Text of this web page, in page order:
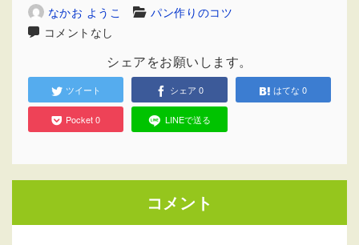
なかお ようこ
パン作りのコツ
コメントなし
シェアをお願いします。
ツイート シェア 0 はてな 0
Pocket0 LINEで送る
コメント